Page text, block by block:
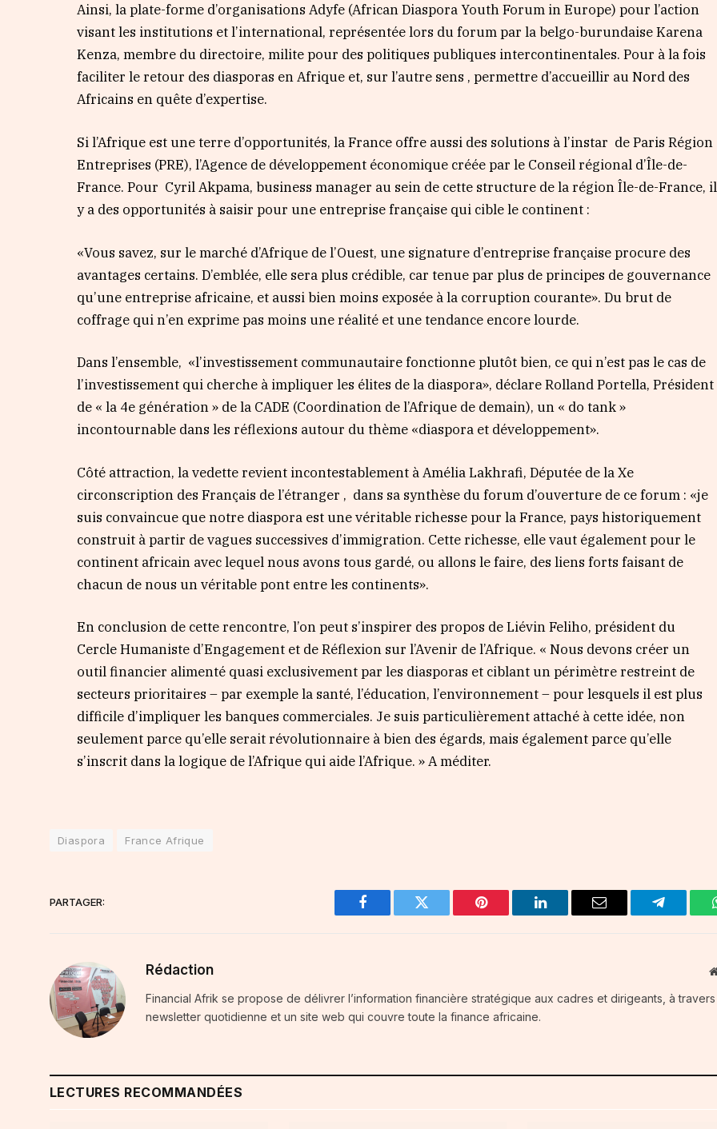
Ainsi, la plate-forme d’organisations Adyfe (African Diaspora Youth Forum in Europe) pour l’action
visant les institutions et l’international, représentée lors du forum par la belgo-burundaise Karena
Kenza, membre du directoire, milite pour des politiques publiques intercontinentales. Pour à la fois
faciliter le retour des diasporas en Afrique et, sur l’autre sens , permettre d’accueillir au Nord des
Africains en quête d’expertise.
Si l’Afrique est une terre d’opportunités, la France offre aussi des solutions à l’instar de Paris Région
Entreprises (PRE), l’Agence de développement économique créée par le Conseil régional d’Île-de-
France. Pour Cyril Akpama, business manager au sein de cette structure de la région Île-de-France, il
y a des opportunités à saisir pour une entreprise française qui cible le continent :
«Vous savez, sur le marché d’Afrique de l’Ouest, une signature d’entreprise française procure des
avantages certains. D’emblée, elle sera plus crédible, car tenue par plus de principes de gouvernance
qu’une entreprise africaine, et aussi bien moins exposée à la corruption courante». Du brut de
coffrage qui n’en exprime pas moins une réalité et une tendance encore lourde.
Dans l’ensemble, «l’investissement communautaire fonctionne plutôt bien, ce qui n’est pas le cas de
l’investissement qui cherche à impliquer les élites de la diaspora», déclare Rolland Portella, Président
de « la 4e génération » de la CADE (Coordination de l’Afrique de demain), un « do tank »
incontournable dans les réflexions autour du thème «diaspora et développement».
Côté attraction, la vedette revient incontestablement à Amélia Lakhrafi, Députée de la Xe
circonscription des Français de l’étranger , dans sa synthèse du forum d’ouverture de ce forum : «je
suis convaincue que notre diaspora est une véritable richesse pour la France, pays historiquement
construit à partir de vagues successives d’immigration. Cette richesse, elle vaut également pour le
continent africain avec lequel nous avons tous gardé, ou allons le faire, des liens forts faisant de
chacun de nous un véritable pont entre les continents».
En conclusion de cette rencontre, l’on peut s’inspirer des propos de Liévin Feliho, président du
Cercle Humaniste d’Engagement et de Réflexion sur l’Avenir de l’Afrique. « Nous devons créer un
outil financier alimenté quasi exclusivement par les diasporas et ciblant un périmètre restreint de
secteurs prioritaires – par exemple la santé, l’éducation, l’environnement – pour lesquels il est plus
difficile d’impliquer les banques commerciales. Je suis particulièrement attaché à cette idée, non
seulement parce qu’elle serait révolutionnaire à bien des égards, mais également parce qu’elle
s’inscrit dans la logique de l’Afrique qui aide l’Afrique. » A méditer.
Diaspora France Afrique
PARTAGER:
Facebook Twitter Pinterest LinkedIn Email Telegram
Rédaction
Financial Afrik se propose de délivrer l’information financière stratégique aux cadres et dirigeants, à
newsletter quotidienne et un site web qui couvre toute la finance africaine.
LECTURES RECOMMANDÉES